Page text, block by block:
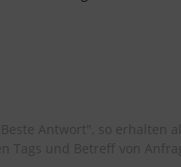
Antwort", so erhalten
Tags und Betreff von